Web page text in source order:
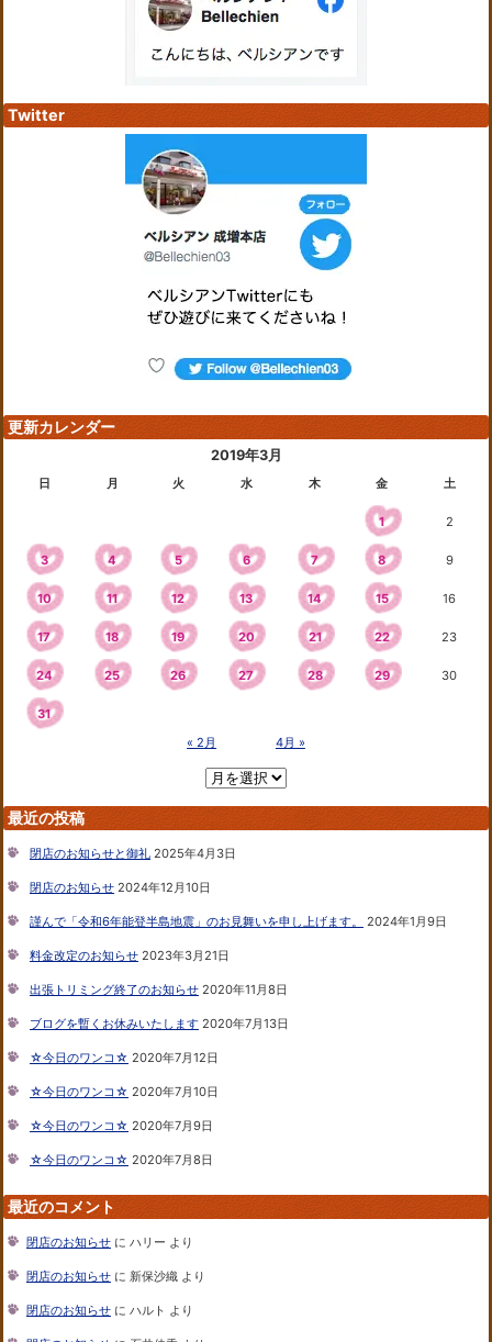
Twitter
更新カレンダー
2019年3月
日 月 火 水 木 金 土
1 2
3 4 5 6 7 8 9
10 11 12 13 14 15 16
17 18 19 20 21 22 23
24 25 26 27 28 29 30
31
« 2月
4月 »
最近の投稿
閉店のお知らせと御礼 2025年4月3日
閉店のお知らせ 2024年12月10日
謹んで「令和6年能登半島地震」のお見舞いを申し上げます。 2024年1月9日
料金改定のお知らせ 2023年3月21日
出張トリミング終了のお知らせ 2020年11月8日
ブログを暫くお休みいたします 2020年7月13日
☆今日のワンコ☆ 2020年7月12日
☆今日のワンコ☆ 2020年7月10日
☆今日のワンコ☆ 2020年7月9日
☆今日のワンコ☆ 2020年7月8日
最近のコメント
閉店のお知らせ に ハリー より
閉店のお知らせ に 新保沙織 より
閉店のお知らせ に ハルト より